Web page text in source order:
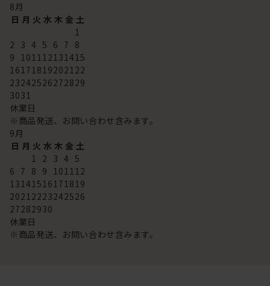
8月
日 月 火 水 木 金 土
1
2 3 4 5 6 7 8
9 101112131415
16171819202122
23242526272829
3031
休業日
※商品発送、お問い合わせ含みます。
9月
日 月 火 水 木 金 土
1 2 3 4 5
6 7 8 9 101112
13141516171819
20212223242526
27282930
休業日
※商品発送、お問い合わせ含みます。